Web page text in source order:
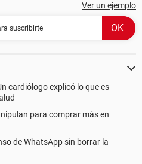
Ver un ejemplo
cardiólogo explicó lo que es
para comprar más en
de WhatsApp sin borrar la